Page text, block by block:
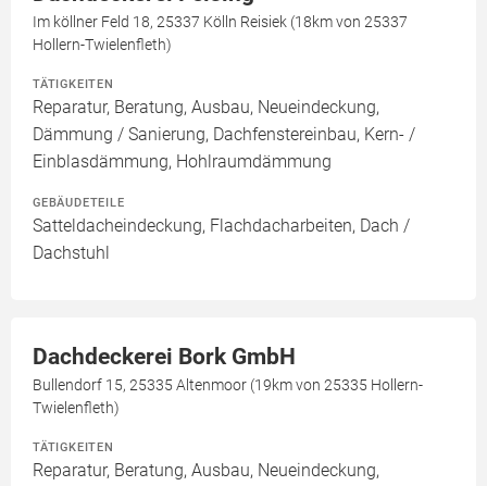
Im köllner Feld 18, 25337 Kölln Reisiek (18km von 25337
Hollern-Twielenfleth)
TÄTIGKEITEN
Reparatur, Beratung, Ausbau, Neueindeckung,
Dämmung / Sanierung, Dachfenstereinbau, Kern- /
Einblasdämmung, Hohlraumdämmung
GEBÄUDETEILE
Satteldacheindeckung, Flachdacharbeiten, Dach /
Dachstuhl
Dachdeckerei Bork GmbH
Bullendorf 15, 25335 Altenmoor (19km von 25335 Hollern-
Twielenfleth)
TÄTIGKEITEN
Reparatur, Beratung, Ausbau, Neueindeckung,